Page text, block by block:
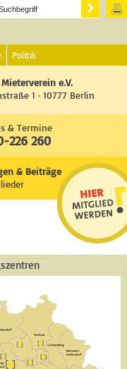
Politik
e.V.
1 · 10777 Berlin
& Termine
226 260
& Beiträge